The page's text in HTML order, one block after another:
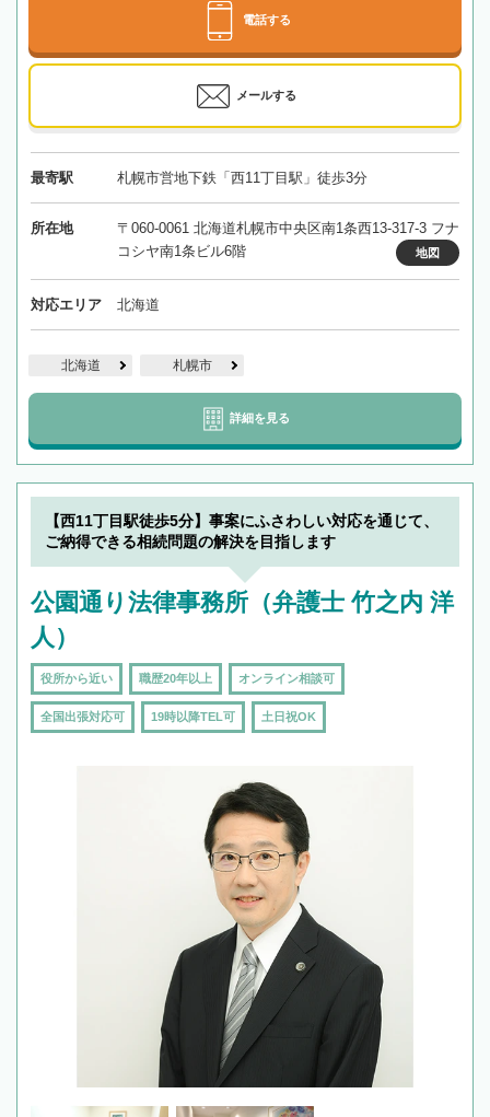
電話する
メールする
最寄駅 札幌市営地下鉄「西11丁目駅」徒歩3分
所在地
〒060-0061 北海道札幌市中央区南1条西13-317-3 フナ
コシヤ南1条ビル6階
地図
対応エリア 北海道
北海道 札幌市
詳細を見る
【西11丁目駅徒歩5分】事案にふさわしい対応を通じて、
ご納得できる相続問題の解決を目指します
公園通り法律事務所（弁護士 竹之内 洋
人）
役所から近い 職歴20年以上 オンライン相談可
全国出張対応可 19時以降TEL可 土日祝OK